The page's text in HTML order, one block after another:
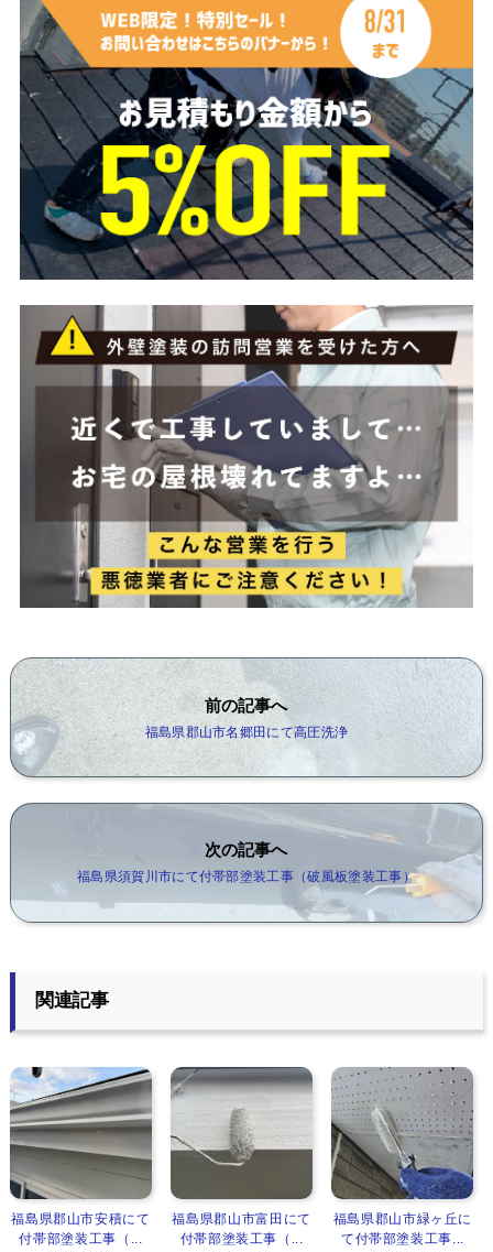
前の記事へ
福島県郡山市名郷田にて高圧洗浄
次の記事へ
福島県須賀川市にて付帯部塗装工事（破風板塗装工事）
関連記事
福島県郡山市安積にて
付帯部塗装工事（...
福島県郡山市富田にて
付帯部塗装工事（...
福島県郡山市緑ヶ丘に
て付帯部塗装工事...